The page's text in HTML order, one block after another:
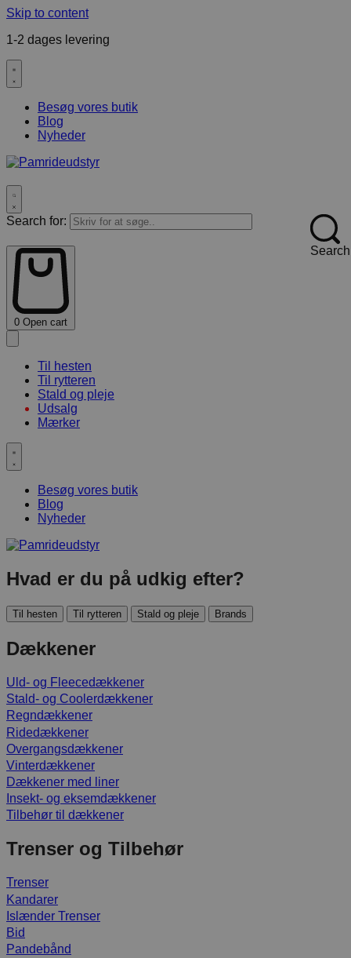
Skip to content
1-2 dages levering
Besøg vores butik
Blog
Nyheder
Search for:
Search
0 Open cart
Til hesten
Til rytteren
Stald og pleje
Udsalg
Mærker
Besøg vores butik
Blog
Nyheder
Hvad er du på udkig efter?
Til hesten Til rytteren Stald og pleje Brands
Dækkener
Uld- og Fleecedækkener
Stald- og Coolerdækkener
Regndækkener
Ridedækkener
Overgangsdækkener
Vinterdækkener
Dækkener med liner
Insekt- og eksemdækkener
Tilbehør til dækkener
Trenser og Tilbehør
Trenser
Kandarer
Islænder Trenser
Bid
Pandebånd